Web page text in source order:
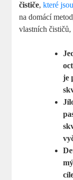
čističe,které
na domácí
vlastních čističů,
je